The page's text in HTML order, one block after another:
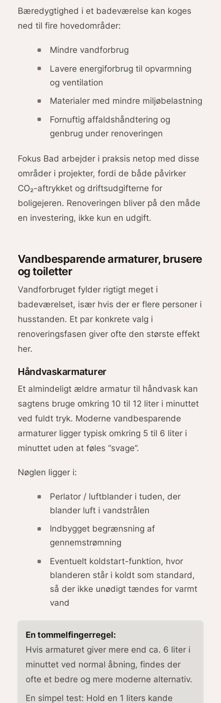
Bæredygtighed i et badeværelse kan koges
ned til fire hovedområder:
Mindre vandforbrug
Lavere energiforbrug til opvarmning
og ventilation
Materialer med mindre miljøbelastning
Fornuftig affaldshåndtering og
genbrug under renoveringen
Fokus Bad arbejder i praksis netop med disse
områder i projekter, fordi de både påvirker
CO₂-aftrykket og driftsudgifterne for
boligejeren. Renoveringen bliver på den måde
en investering, ikke kun en udgift.
Vandbesparende armaturer, brusere
og toiletter
Vandforbruget fylder rigtigt meget i
badeværelset, især hvis der er flere personer i
husstanden. Et par konkrete valg i
renoveringsfasen giver ofte den største effekt
her.
Håndvaskarmaturer
Et almindeligt ældre armatur til håndvask kan
sagtens bruge omkring 10 til 12 liter i minuttet
ved fuldt tryk. Moderne vandbesparende
armaturer ligger typisk omkring 5 til 6 liter i
minuttet uden at føles “svage”.
Nøglen ligger i:
Perlator / luftblander i tuden, der
blander luft i vandstrålen
Indbygget begrænsning af
gennemstrømning
Eventuelt koldstart-funktion, hvor
blanderen står i koldt som standard,
så der ikke unødigt tændes for varmt
vand
En tommelfingerregel:
Hvis armaturet giver mere end ca. 6 liter i
minuttet ved normal åbning, findes der
ofte et bedre og mere moderne alternativ.
En simpel test: Hold en 1 liters kande